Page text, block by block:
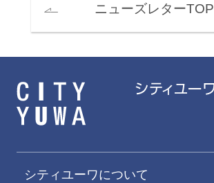
ニューズレターTOP
シティユーワについて